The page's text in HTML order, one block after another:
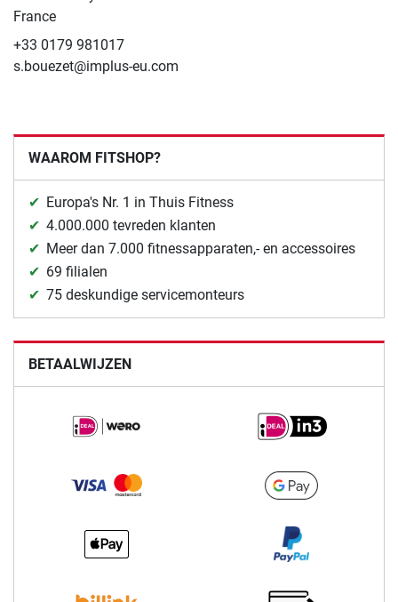
France
+33 0179 981017
s.bouezet@implus-eu.com
WAAROM FITSHOP?
Europa's Nr. 1 in Thuis Fitness
4.000.000 tevreden klanten
Meer dan 7.000 fitnessapparaten,- en accessoires
69 filialen
75 deskundige servicemonteurs
BETAALWIJZEN